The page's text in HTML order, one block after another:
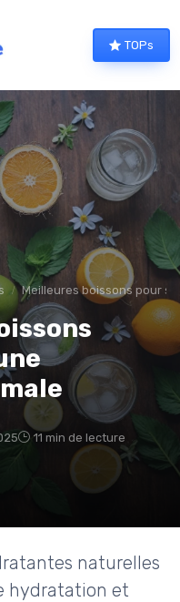
TOPs
Meilleures boissons pour
11 min de lecture
naturelles
hydratation et